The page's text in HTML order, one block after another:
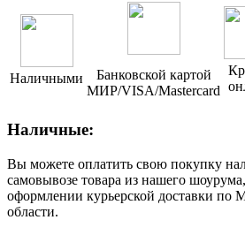
Наличными
Банковской картой
МИР/VISA/Mastercard
Наличные:
Вы можете оплатить свою покупку
самовывозе товара из нашего
оформлении курьерской доставки по
области.